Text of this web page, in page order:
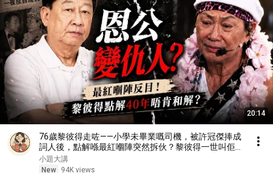
20:14
76歲黎彼得走咗——小學未畢業嘅司機，被許冠傑捧成
詞人後，點解喺最紅嗰陣突然拆伙？黎彼得一世叫佢
「恩公」，卻40幾年唔肯和解，直到離世都冇回頭，
兩人到底結下咩死結？#小題大講
小題大講
New
94K views